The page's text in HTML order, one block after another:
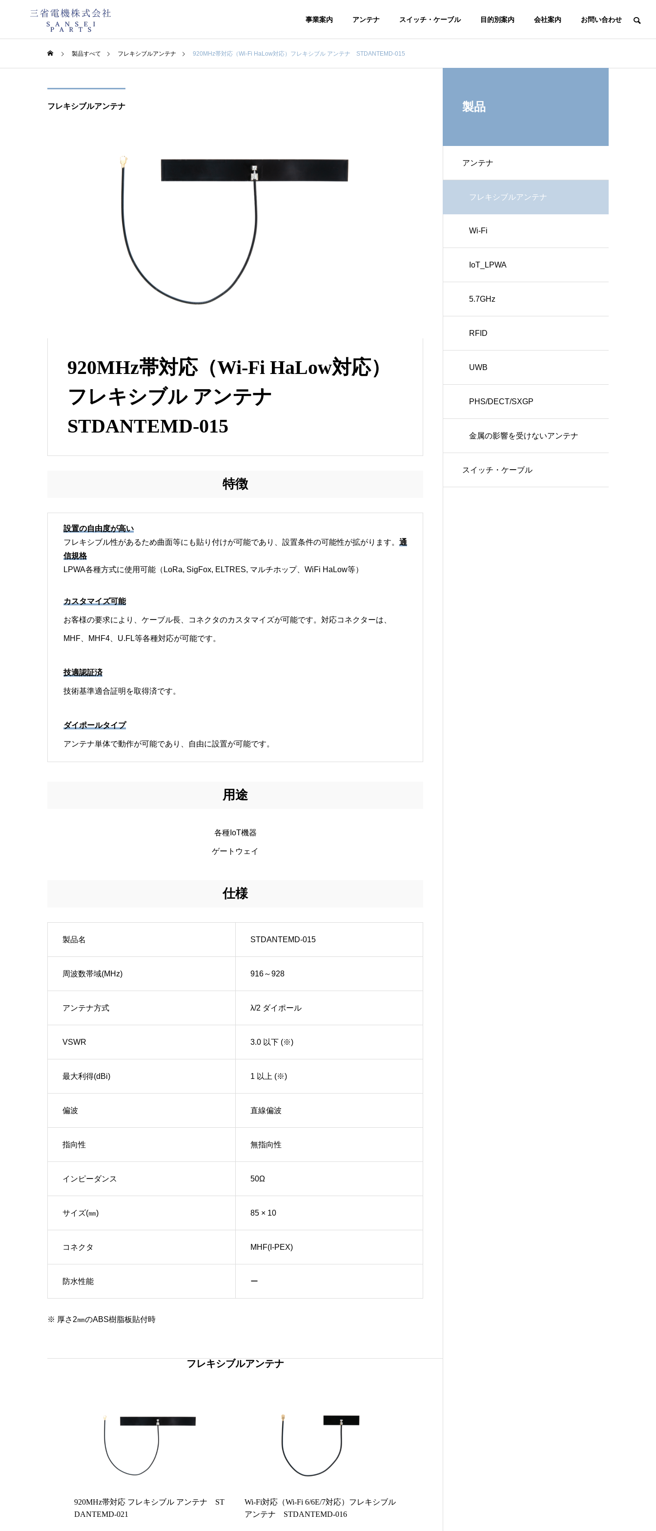
事業案内 アンテナ スイッチ・ケーブル 目的別案内 会社案内 お問い合わせ
生産終了部品
採用情報
一緒に働いていただける仲間を募集し
製品すべて フレキシブルアンテナ 920MHz帯対応（Wi-Fi HaLow対応）フレキシブル アンテナ STDANTEMD-015
フレキシブルアンテナ
920MHz帯対応（Wi-Fi HaLow対応）
フレキシブル アンテナ
STDANTEMD-015
特徴
設置の自由度が高い
フレキシブル性があるため曲面等にも貼り付けが可能であり、設置条件の可能性が拡がります。 通
信規格
LPWA各種方式に使用可能（LoRa, SigFox, ELTRES, マルチホップ、WiFi HaLow等）
カスタマイズ可能
お客様の要求により、ケーブル長、コネクタのカスタマイズが可能です。対応コネクターは、
MHF、MHF4、U.FL等各種対応が可能です。
技適認証済
技術基準適合証明を取得済です。
ダイポールタイプ
アンテナ単体で動作が可能であり、自由に設置が可能です。
用途
各種IoT機器
ゲートウェイ
仕様
製品名 STDANTEMD-015
周波数帯域(MHz) 916～928
アンテナ方式 λ/2 ダイポール
VSWR 3.0 以下 (※)
最大利得(dBi) 1 以上 (※)
偏波 直線偏波
指向性 無指向性
インピーダンス 50Ω
サイズ(㎜) 85 × 10
コネクタ MHF(I-PEX)
防水性能 ー
※ 厚さ2㎜のABS樹脂板貼付時
フレキシブルアンテナ
920MHz帯対応 フレキシブル アンテナ ST
DANTEMD-021
Wi-Fi対応（Wi-Fi 6/6E/7対応）フレキシブル
アンテナ STDANTEMD-016
製品
アンテナ
フレキシブルアンテナ
Wi-Fi
IoT_LPWA
5.7GHz
RFID
UWB
PHS/DECT/SXGP
金属の影響を受けないアンテナ
スイッチ・ケーブル